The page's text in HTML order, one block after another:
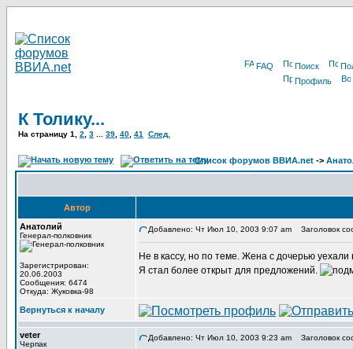
FAQ Поиск
Профиль
К Толику...
На страницу 1 2 3 39 40 41 След.
Список форумов ВВИА.net ->
Автор
Анатолий
Генерал-полковник
Зарегистрирован:
20.06.2003
Сообщения: 6474
Откуда: Жуковка-98
Добавлено: Чт Июл 10, 2003 9:07 am Заголовок
Не в кассу, но по теме. Жена с дочерью
Я стал более открыт для предложений.
Вернуться к началу
veter
Черпак
Добавлено: Чт Июл 10, 2003 9:23 am Заголовок